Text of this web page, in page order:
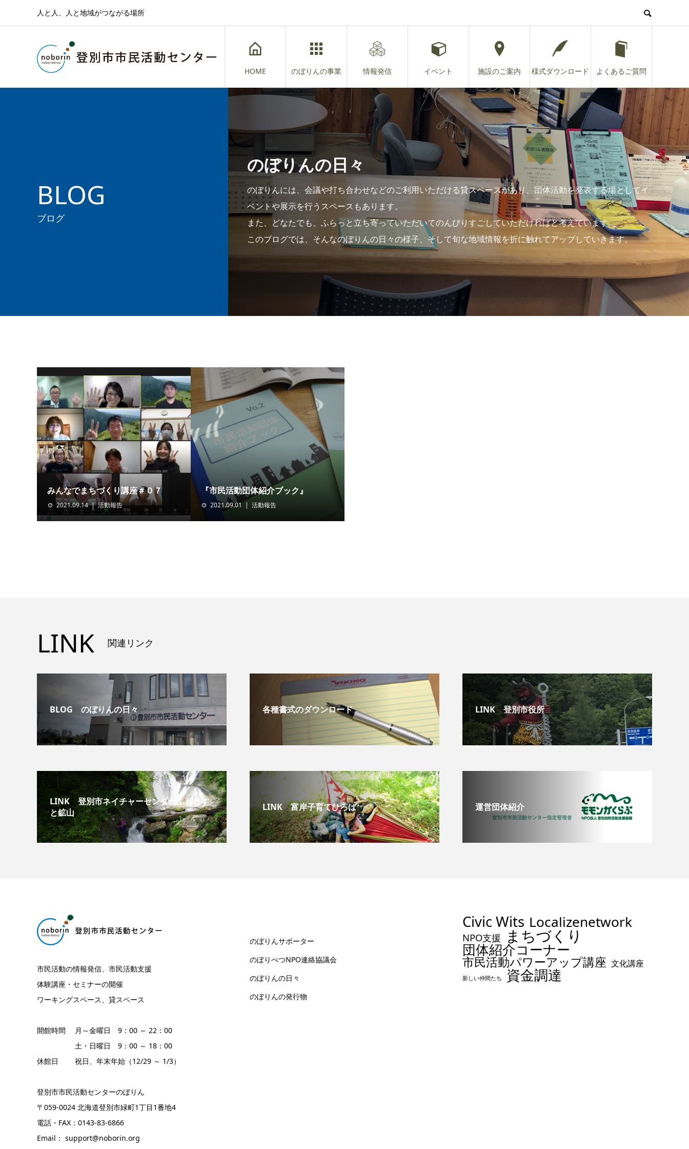
人と人、人と地域がつながる場所
HOME のぼりんの事業 情報発信 イベント 施設のご案内 様式ダウンロード よくあるご質問
BLOG
ブログ
のぼりんの日々
のぼりんには、会議や打ち合わせなどのご利用いただける貸スペースがあり、団体活動を発表する場としてイ
ベントや展示を行うスペースもあります。
また、どなたでも、ふらっと立ち寄っていただいてのんびりすごしていただければと考えています。
このブログでは、そんなのぼりんの日々の様子、そして旬な地域情報を折に触れてアップしていきます。
みんなでまちづくり講座＃０７
2021.09.14 活動報告
『市民活動団体紹介ブック』
2021.09.01 活動報告
LINK 関連リンク
BLOG のぼりんの日々 各種書式のダウンロード LINK 登別市役所
LINK 登別市ネイチャーセンターふぉれす
と鉱山
LINK 富岸子育てひろば 運営団体紹介
市民活動の情報発信、市民活動支援
体験講座・セミナーの開催
ワーキングスペース、貸スペース
開館時間 月～金曜日 9：00 ～ 22：00
土・日曜日 9：00 ～ 18：00
休館日 祝日、年末年始（12/29 ～ 1/3）
登別市市民活動センターのぼりん
〒059-0024 北海道登別市緑町1丁目1番地4
電話・FAX：0143-83-6866
Email： support@noborin.org
のぼりんサポーター
のぼりべつNPO連絡協議会
のぼりんの日々
のぼりんの発行物
Civic Wits Localizenetwork
NPO支援 まちづくり
団体紹介コーナー
市民活動パワーアップ講座 文化講座
新しい仲間たち 資金調達